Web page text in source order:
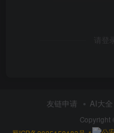
请登
友链申请 AI大
Copyright